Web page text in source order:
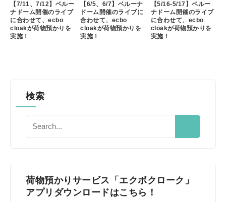
【7/11、7/12】ベルー
ナドーム開催のライブ
に合わせて、ecbo
cloakが荷物預かりを
実施！
【6/5、6/7】ベルーナ
ドーム開催のライブに
合わせて、ecbo
cloakが荷物預かりを
実施！
【5/16-5/17】ベルー
ナドーム開催のライブ
に合わせて、ecbo
cloakが荷物預かりを
実施！
検索
荷物預かりサービス「エクボクローク」
アプリダウンロードはこちら！